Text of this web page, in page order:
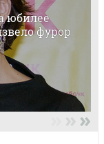
юбилее
фурор
»»»